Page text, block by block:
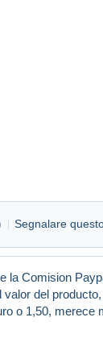
Segnalare
la Comision
del
o 1,50, merece